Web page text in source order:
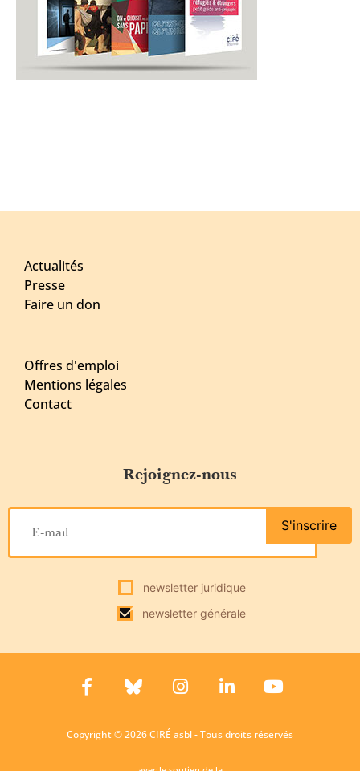
Actualités
Presse
Faire un don
Offres d'emploi
Mentions légales
Contact
Rejoignez-nous
newsletter juridique
newsletter générale
S'inscrire
Copyright © 2026 CIRÉ asbl - Tous droits réservés